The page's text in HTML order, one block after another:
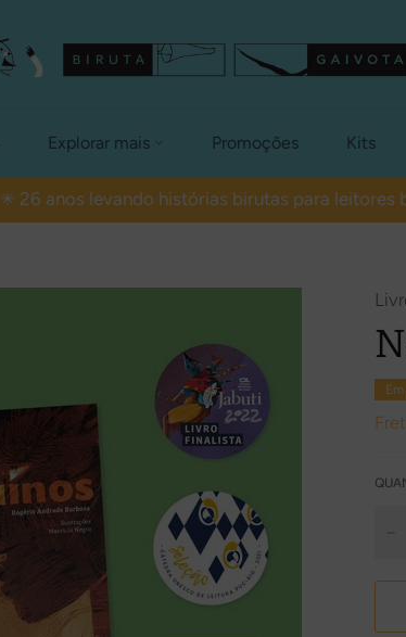
Explorar mais Promoções Kits
✳ 26 anos levando histórias birutas para leitores